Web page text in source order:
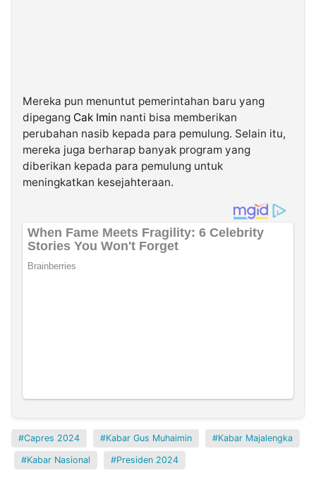
Mereka pun menuntut pemerintahan baru yang
dipegang Cak Imin nanti bisa memberikan
perubahan nasib kepada para pemulung. Selain itu,
mereka juga berharap banyak program yang
diberikan kepada para pemulung untuk
meningkatkan kesejahteraan.
Capres 2024 Kabar Gus Muhaimin Kabar Majalengka
Kabar Nasional Presiden 2024